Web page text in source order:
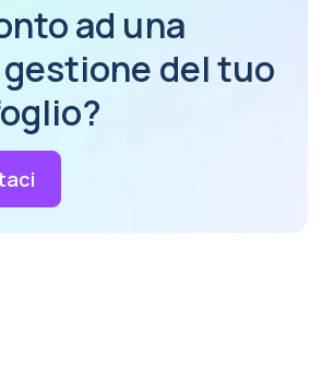
ad una
del tuo